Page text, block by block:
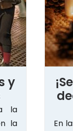
y
la
la
En